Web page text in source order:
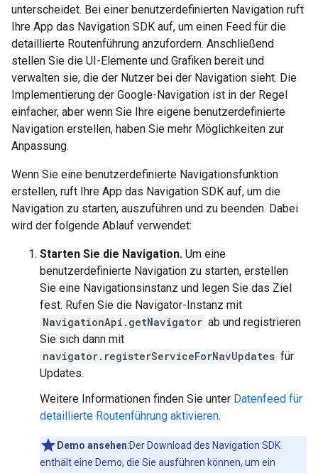
unterscheidet. Bei einer benutzerdefinierten Navigation ruft
Ihre App das Navigation SDK auf, um einen Feed für die
detaillierte Routenführung anzufordern. Anschließend
stellen Sie die UI-Elemente und Grafiken bereit und
verwalten sie, die der Nutzer bei der Navigation sieht. Die
Implementierung der Google-Navigation ist in der Regel
einfacher, aber wenn Sie Ihre eigene benutzerdefinierte
Navigation erstellen, haben Sie mehr Möglichkeiten zur
Anpassung.
Wenn Sie eine benutzerdefinierte Navigationsfunktion
erstellen, ruft Ihre App das Navigation SDK auf, um die
Navigation zu starten, auszuführen und zu beenden. Dabei
wird der folgende Ablauf verwendet:
Starten Sie die Navigation. Um eine
benutzerdefinierte Navigation zu starten, erstellen
Sie eine Navigationsinstanz und legen Sie das Ziel
fest. Rufen Sie die Navigator-Instanz mit
NavigationApi.getNavigator ab und registrieren
Sie sich dann mit
navigator.registerServiceForNavUpdates für
Updates.
Weitere Informationen finden Sie unter Datenfeed für
detaillierte Routenführung aktivieren.
Demo ansehen:Der Download des Navigation SDK
enthält eine Demo, die Sie ausführen können, um ein